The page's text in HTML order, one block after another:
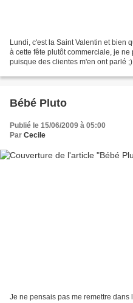
Lundi, c'est la Saint Valentin et bien
à cette fête plutôt commerciale, je
puisque des clientes m'en ont parlé
Bébé Pluto
Publié le 15/06/2009 à 05:00
Par Cecile
Je ne pensais pas me remettre